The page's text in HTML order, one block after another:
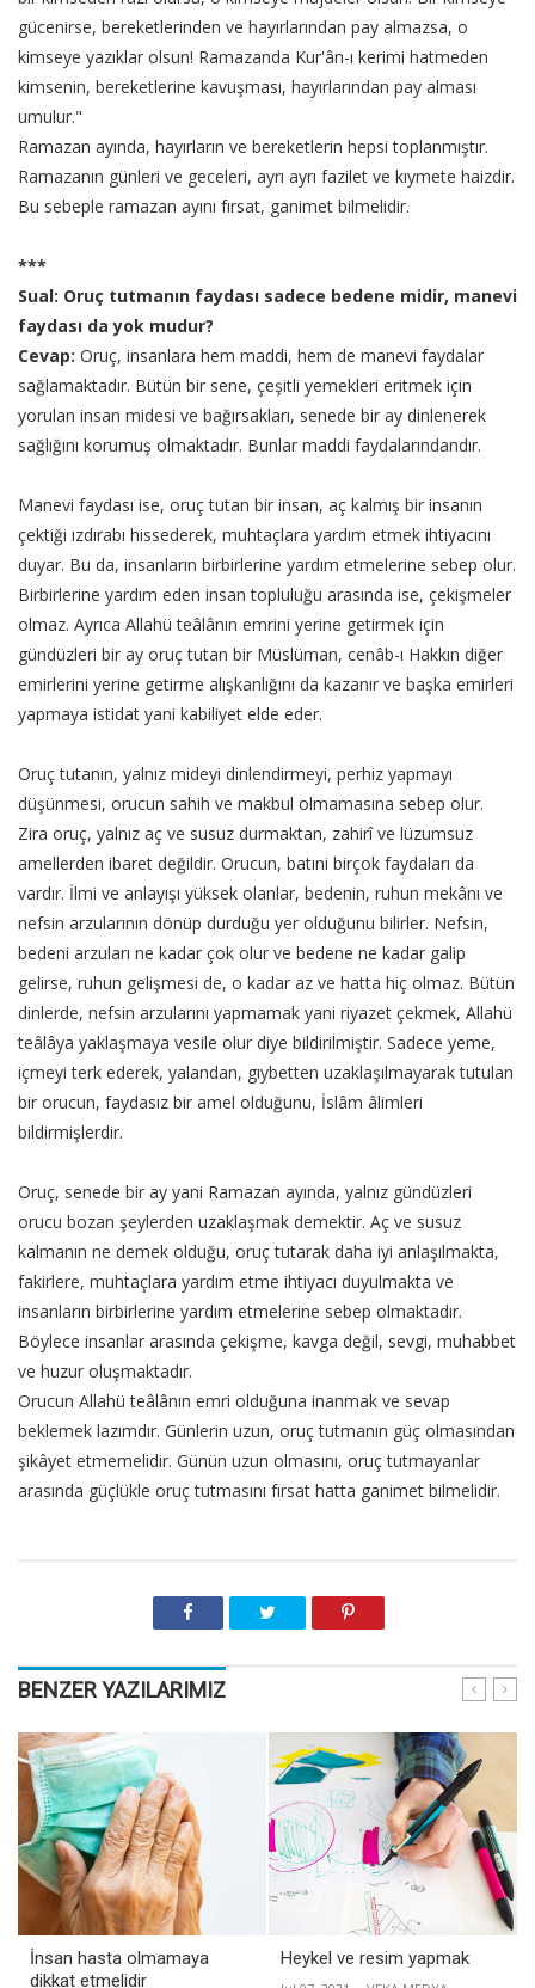
gücenirse, bereketlerinden ve hayırlarından pay almazsa, o
kimseye yazıklar olsun! Ramazanda Kur'ân-ı kerimi hatmeden
kimsenin, bereketlerine kavuşması, hayırlarından pay alması
umulur."
Ramazan ayında, hayırların ve bereketlerin hepsi toplanmıştır.
Ramazanın günleri ve geceleri, ayrı ayrı fazilet ve kıymete haizdir.
Bu sebeple ramazan ayını fırsat, ganimet bilmelidir.
***
Sual: Oruç tutmanın faydası sadece bedene midir, manevi
faydası da yok mudur?
Cevap: Oruç, insanlara hem maddi, hem de manevi faydalar
sağlamaktadır. Bütün bir sene, çeşitli yemekleri eritmek için
yorulan insan midesi ve bağırsakları, senede bir ay dinlenerek
sağlığını korumuş olmaktadır. Bunlar maddi faydalarındandır.
Manevi faydası ise, oruç tutan bir insan, aç kalmış bir insanın
çektiği ızdırabı hissederek, muhtaçlara yardım etmek ihtiyacını
duyar. Bu da, insanların birbirlerine yardım etmelerine sebep olur.
Birbirlerine yardım eden insan topluluğu arasında ise, çekişmeler
olmaz. Ayrıca Allahü teâlânın emrini yerine getirmek için
gündüzleri bir ay oruç tutan bir Müslüman, cenâb-ı Hakkın diğer
emirlerini yerine getirme alışkanlığını da kazanır ve başka emirleri
yapmaya istidat yani kabiliyet elde eder.
Oruç tutanın, yalnız mideyi dinlendirmeyi, perhiz yapmayı
düşünmesi, orucun sahih ve makbul olmamasına sebep olur.
Zira oruç, yalnız aç ve susuz durmaktan, zahirî ve lüzumsuz
amellerden ibaret değildir. Orucun, batıni birçok faydaları da
vardır. İlmi ve anlayışı yüksek olanlar, bedenin, ruhun mekânı ve
nefsin arzularının dönüp durduğu yer olduğunu bilirler. Nefsin,
bedeni arzuları ne kadar çok olur ve bedene ne kadar galip
gelirse, ruhun gelişmesi de, o kadar az ve hatta hiç olmaz. Bütün
dinlerde, nefsin arzularını yapmamak yani riyazet çekmek, Allahü
teâlâya yaklaşmaya vesile olur diye bildirilmiştir. Sadece yeme,
içmeyi terk ederek, yalandan, gıybetten uzaklaşılmayarak tutulan
bir orucun, faydasız bir amel olduğunu, İslâm âlimleri
bildirmişlerdir.
Oruç, senede bir ay yani Ramazan ayında, yalnız gündüzleri
orucu bozan şeylerden uzaklaşmak demektir. Aç ve susuz
kalmanın ne demek olduğu, oruç tutarak daha iyi anlaşılmakta,
fakirlere, muhtaçlara yardım etme ihtiyacı duyulmakta ve
insanların birbirlerine yardım etmelerine sebep olmaktadır.
Böylece insanlar arasında çekişme, kavga değil, sevgi, muhabbet
ve huzur oluşmaktadır.
Orucun Allahü teâlânın emri olduğuna inanmak ve sevap
beklemek lazımdır. Günlerin uzun, oruç tutmanın güç olmasından
şikâyet etmemelidir. Günün uzun olmasını, oruç tutmayanlar
arasında güçlükle oruç tutmasını fırsat hatta ganimet bilmelidir.
BENZER YAZILARIMIZ
İnsan hasta olmamaya
dikkat etmelidir
Heykel ve resim yapmak